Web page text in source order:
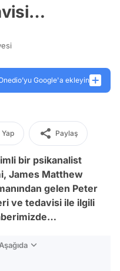
Google'a ekleyin
Paylaş
bir psikanalist
James Matthew
gelen Peter
ve tedavisi ile ilgili